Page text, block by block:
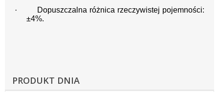
·
Dopuszczalna różnica rzeczywistej pojemności:
±4%.
PRODUKT DNIA